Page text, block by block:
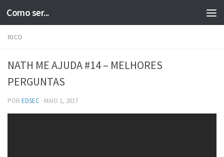
Skip to content
Como ser...
RICO
NATH ME AJUDA #14 – MELHORES
PERGUNTAS
POR EDSEC · MAIO 1, 2017